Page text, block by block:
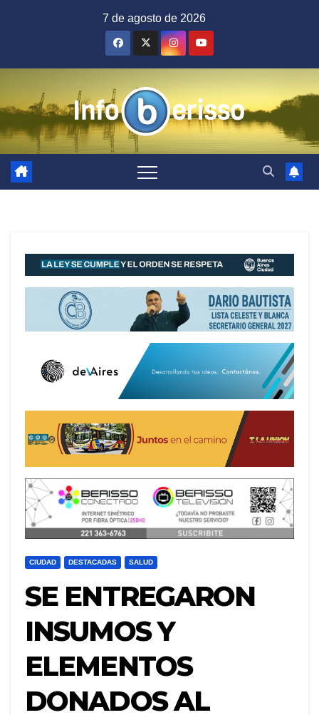
7 de agosto de 2026
CIUDAD DESTACADAS SALUD
SE ENTREGARON
INSUMOS Y
ELEMENTOS
DONADOS AL